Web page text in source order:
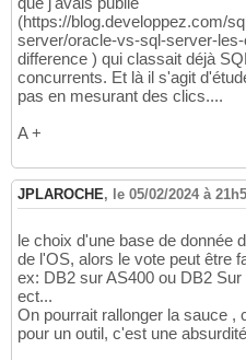
(https://blog.developpez.com/
server/oracle-vs-sql-server-
difference ) qui classait déjà
concurrents. Et là il s'agit
pas en mesurant des clics....
A +
JPLAROCHE, le 05/02/2024 à
le choix d'une base de donnée
de l'OS, alors le vote peut être
ex: DB2 sur AS400 ou DB2
ect...
On pourrait rallonger la sauce
pour un outil, c'est une